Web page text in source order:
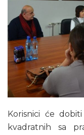
Korisnici će
kvadratnih sa